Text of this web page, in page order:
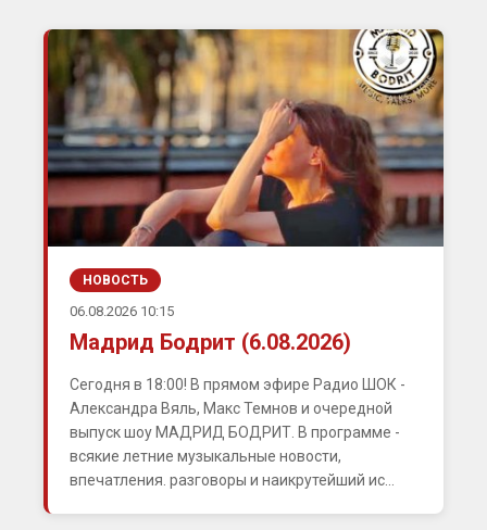
НОВОСТЬ
06.08.2026 10:15
Мадрид Бодрит (6.08.2026)
Сегодня в 18:00! В прямом эфире Радио ШОК -
Александра Вяль, Макс Темнов и очередной
выпуск шоу МАДРИД БОДРИТ. В программе -
всякие летние музыкальные новости,
впечатления. разговоры и наикрутейший ис...